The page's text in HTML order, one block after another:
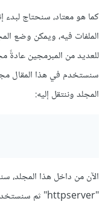
كما هو معتاد، سنحتاج لبدء
الملفات فيه، ويمكن وضع
للعديد من المبرمجين عادةً
المجلد وننتقل إليه:
الآن من داخل هذا المجلد،
"httpserver" ثم سنستخدم